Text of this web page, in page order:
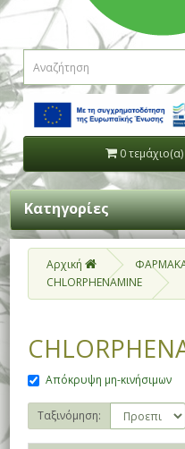
0
Κατηγορίες
Αρχική
CHLORPHENAMINE
Απόκρυψη μη-κινήσιμων
Ταξινόμηση: